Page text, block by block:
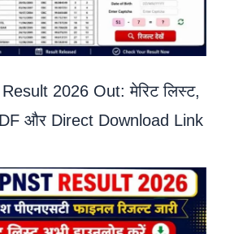
2026 Out: मेरिट लिस्ट,
और Direct Download Link